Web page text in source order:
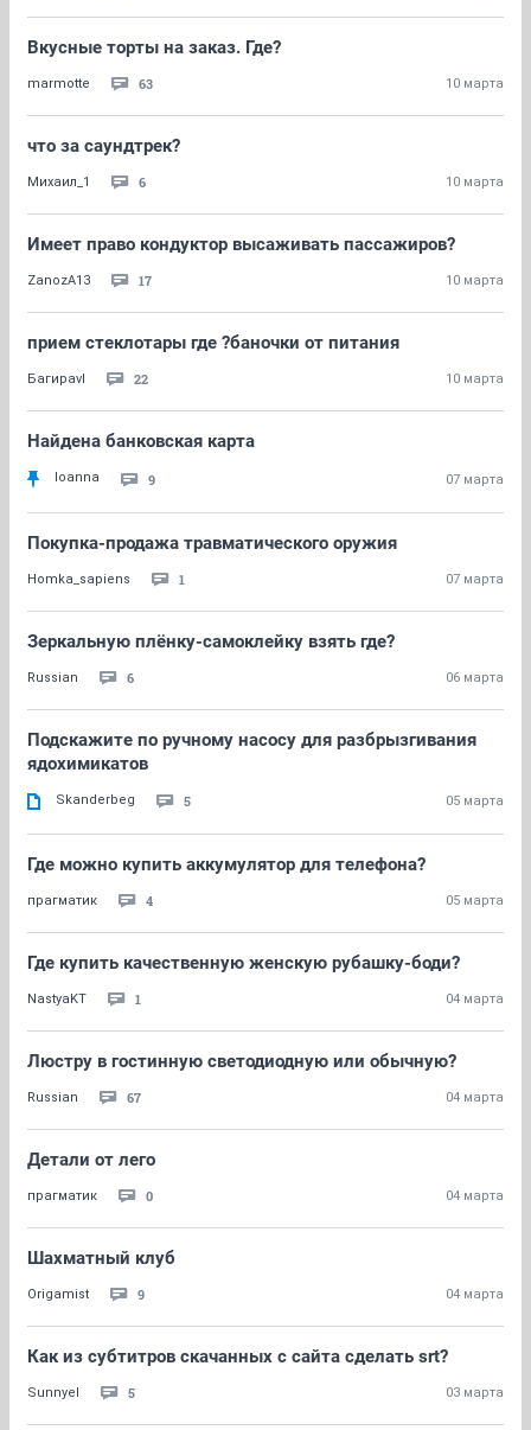
Вкусные торты на заказ. Где?
marmotte 63 10 марта
что за саундтрек?
Михаил_1 6 10 марта
Имеет право кондуктор высаживать пассажиров?
ZanozA13 17 10 марта
прием стеклотары где ?баночки от питания
Багираvl 22 10 марта
Найдена банковская карта
Ioanna 9 07 марта
Покупка-продажа травматического оружия
Homka_sapiens 1 07 марта
Зеркальную плёнку-самоклейку взять где?
Russian 6 06 марта
Подскажите по ручному насосу для разбрызгивания
ядохимикатов
Skanderbeg 5 05 марта
Где можно купить аккумулятор для телефона?
прагматик 4 05 марта
Где купить качественную женскую рубашку-боди?
NastyaKT 1 04 марта
Люстру в гостинную светодиодную или обычную?
Russian 67 04 марта
Детали от лего
прагматик 0 04 марта
Шахматный клуб
Origamist 9 04 марта
Как из субтитров скачанных с сайта сделать srt?
Sunnyel 5 03 марта